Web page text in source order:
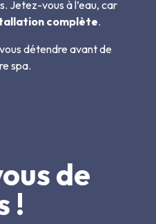
Jetez-vous à l’eau, car
complète.
détendre avant de
spa.
de
!